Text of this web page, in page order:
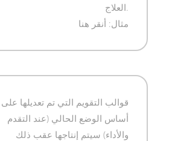
العلاج.
مثال: أنقر هنا
قوالب التقويم التي تم تعديلها على
أساس الوضع الحالي (عند التقدم
والأداء) سيتم إنتاجها عقب ذلك